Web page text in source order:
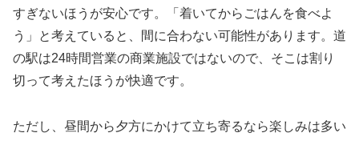
すぎないほうが安心です。「着いてからごはんを食べよ
う」と考えていると、間に合わない可能性があります。道
の駅は24時間営業の商業施設ではないので、そこは割り
切って考えたほうが快適です。
ただし、昼間から夕方にかけて立ち寄るなら楽しみは多い